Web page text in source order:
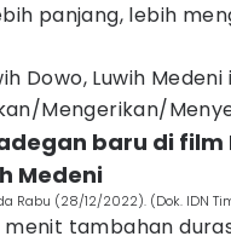
panjang, lebih
Dowo, Luwih Medeni
Mengerikan/
baru di film
Medeni
Rabu (28/12/2022). (Dok. IDN
tambahan